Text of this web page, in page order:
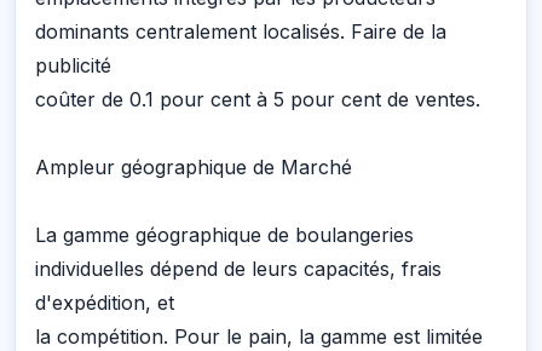
dominants centralement localisés. Faire de la
publicité
coûter de 0.1 pour cent à 5 pour cent de ventes.
Ampleur géographique de Marché
La gamme géographique de boulangeries
individuelles dépend de leurs capacités, frais
d'expédition, et
la compétition. Pour le pain, la gamme est limitée